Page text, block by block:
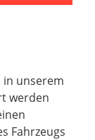
in unserem
werden
Fahrzeugs